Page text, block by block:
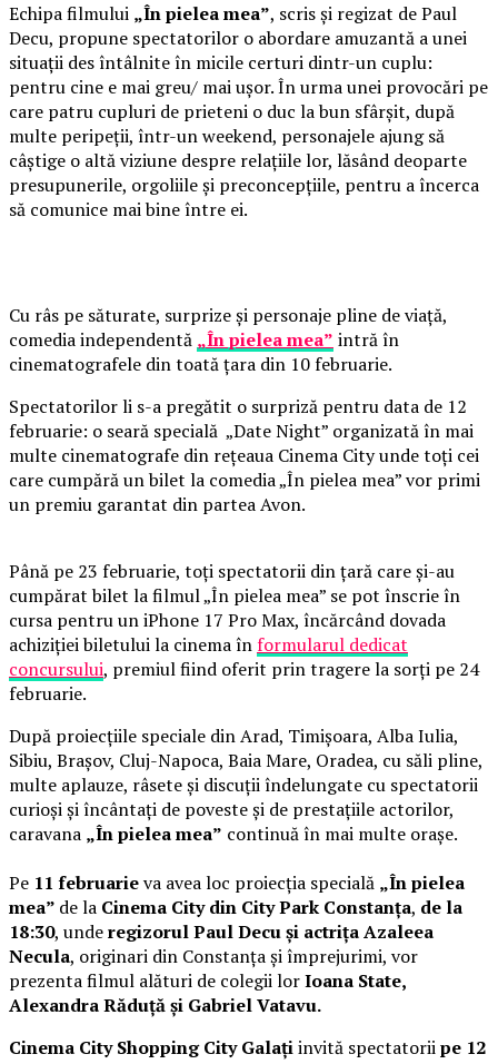
Echipa filmului „În pielea mea”, scris și regizat de Paul
Decu, propune spectatorilor o abordare amuzantă a unei
situații des întâlnite în micile certuri dintr-un cuplu:
pentru cine e mai greu/ mai ușor. În urma unei provocări pe
care patru cupluri de prieteni o duc la bun sfârșit, după
multe peripeții, într-un weekend, personajele ajung să
câștige o altă viziune despre relațiile lor, lăsând deoparte
presupunerile, orgoliile și preconcepțiile, pentru a încerca
să comunice mai bine între ei.
Cu râs pe săturate, surprize și personaje pline de viață,
comedia independentă „În pielea mea” intră în
cinematografele din toată țara din 10 februarie.
Spectatorilor li s-a pregătit o surpriză pentru data de 12
februarie: o seară specială „Date Night” organizată în mai
multe cinematografe din rețeaua Cinema City unde toți cei
care cumpără un bilet la comedia „În pielea mea” vor primi
un premiu garantat din partea Avon.
Până pe 23 februarie, toți spectatorii din țară care și-au
cumpărat bilet la filmul „În pielea mea” se pot înscrie în
cursa pentru un iPhone 17 Pro Max, încărcând dovada
achiziției biletului la cinema înformularul dedicat
concursului, premiul fiind oferit prin tragere la sorți pe 24
februarie.
După proiecțiile speciale din Arad, Timișoara, Alba Iulia,
Sibiu, Brașov, Cluj-Napoca, Baia Mare, Oradea, cu săli pline,
multe aplauze, râsete și discuții îndelungate cu spectatorii
curioși și încântați de poveste și de prestațiile actorilor,
caravana „În pielea mea” continuă în mai multe orașe.
Pe 11 februarieva avea loc proiecția specială „În pielea
mea” de la Cinema City din City Park Constanța, de la
18:30, underegizorul Paul Decu și actrița Azaleea
Necula, originari din Constanța și împrejurimi, vor
prezenta filmul alături de colegii lorIoana State,
Alexandra Răduță și Gabriel Vatavu.
Cinema City Shopping City Galațiinvită spectatoriipe 12